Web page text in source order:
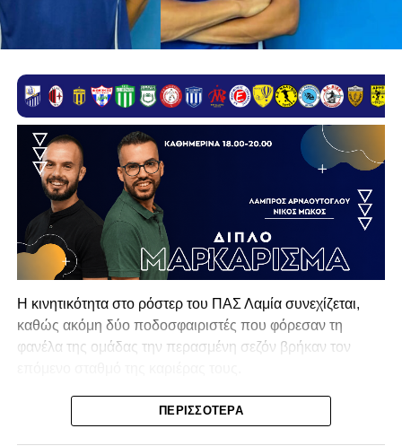
Η κινητικότητα στο ρόστερ του ΠΑΣ Λαμία συνεχίζεται,
καθώς ακόμη δύο ποδοσφαιριστές που φόρεσαν τη
φανέλα της ομάδας την περασμένη σεζόν βρήκαν τον
Ο λόγος για τον Βασίλη Τρούμπουλο και τον Χρυσόστομο
Στάγκο, οι οποίοι θα συνεχίσουν μαζί την ποδοσφαιρική
ΠΕΡΙΣΣΌΤΕΡΑ